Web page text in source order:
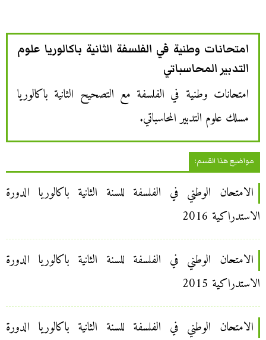
امتحانات وطنية في الفلسفة الثانية باكالوريا علوم
التدبير المحاسباتي
امتحانات وطنية في الفلسفة مع التصحيح الثانية باكالوريا
مسلك علوم التدبير المحاسباتي.
مواضيع هذا القسم:
الامتحان الوطني في الفلسفة للسنة الثانية باكالوريا الدورة
الاستدراكية 2016
الامتحان الوطني في الفلسفة للسنة الثانية باكالوريا الدورة
الاستدراكية 2015
الامتحان الوطني في الفلسفة للسنة الثانية باكالوريا الدورة